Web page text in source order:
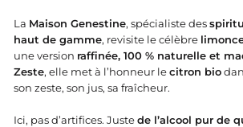
La Maison Genestine, spécialiste des
haut de gamme, revisite le célèbre
une version raffinée, 100 % naturelle et
Zeste, elle met à l’honneur lecitron bio
son zeste, son jus, sa fraîcheur.
Ici, pas d’artifices. Justede l’alcool pur de